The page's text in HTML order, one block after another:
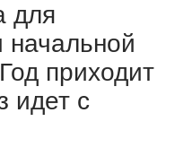
для
начальной
приходит
идет с